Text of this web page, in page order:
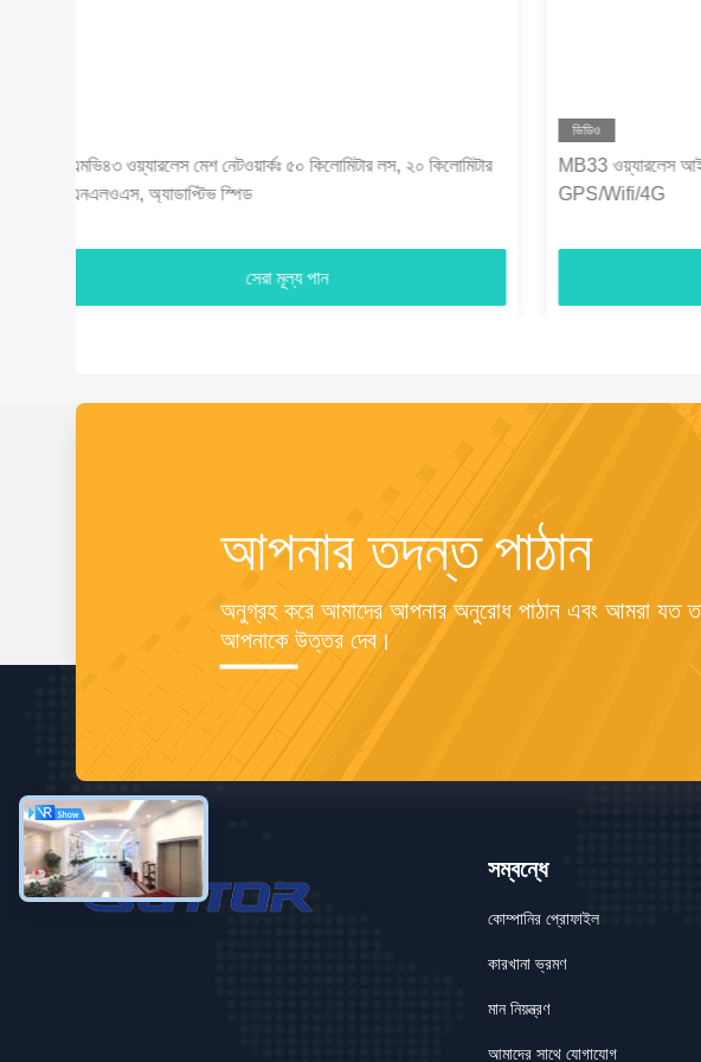
MB33 ওয়্যারলেস আইপি মেশ মাল্টি-হপ অ্যাড-হক নেটওয়ার্ক সরঞ্জাম
GPS/Wifi/4G
সেরা মূল্য পান
ভিডিও
MB33 10km
ওয়্যারলেস ভিডিও
আপনার তদন্ত পাঠান
অনুগ্রহ করে আমাদের আপনার অনুরোধ পাঠান এবং আমরা যত
আপনাকে উত্তর দেব।
সম্বন্ধে
কোম্পানির প্রোফাইল
কারখানা ভ্রমণ
মান নিয়ন্ত্রণ
আমাদের সাথে যোগাযোগ